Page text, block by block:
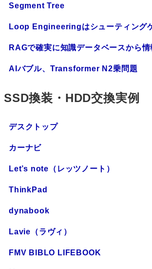
Segment Tree
Loop Engineeringはシューティング
RAGで確実に知識データベースから
AIバブル、Transformer N2乗問題
SSD換装・HDD交換実例
デスクトップ
カーナビ
Let’s note（レッツノート）
ThinkPad
dynabook
Lavie（ラヴィ）
FMV BIBLO LIFEBOOK